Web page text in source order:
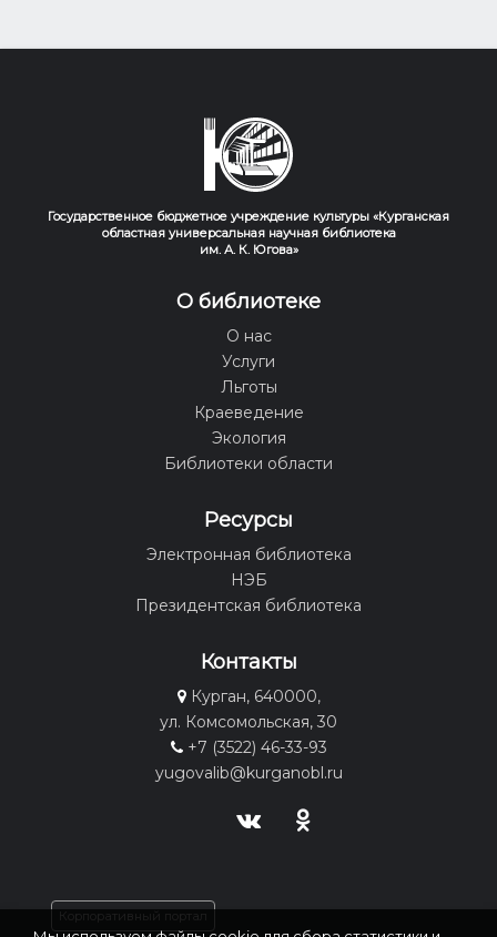
Государственное бюджетное учреждение культуры «Курганская
областная универсальная научная библиотека
им. А. К. Югова»
О библиотеке
О нас
Услуги
Льготы
Краеведение
Экология
Библиотеки области
Ресурсы
Электронная библиотека
НЭБ
Президентская библиотека
Контакты
Курган, 640000,
ул. Комсомольская, 30
+7 (3522) 46-33-93
yugovalib@kurganobl.ru
Корпоративный портал